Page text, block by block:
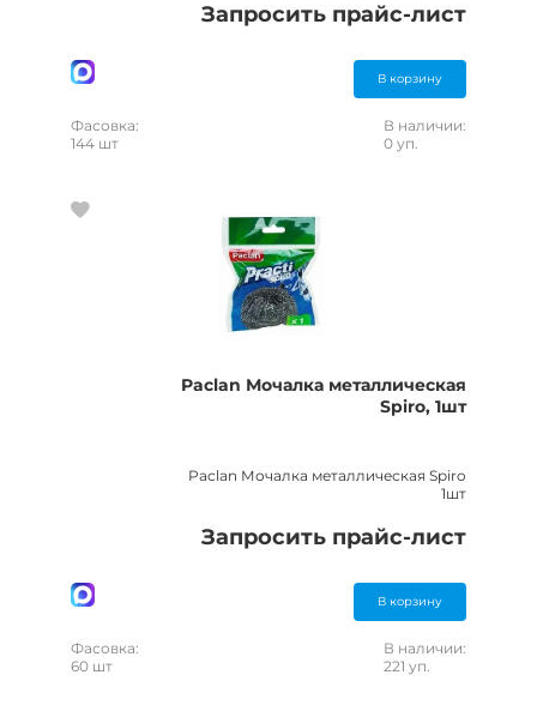
Запросить прайс-лист
В корзину
Фасовка:
144 шт
В наличии:
0 уп.
Paclan Мочалка металлическая
Spiro, 1шт
Paclan Мочалка металлическая Spiro
1шт
Запросить прайс-лист
В корзину
Фасовка:
60 шт
В наличии:
221 уп.